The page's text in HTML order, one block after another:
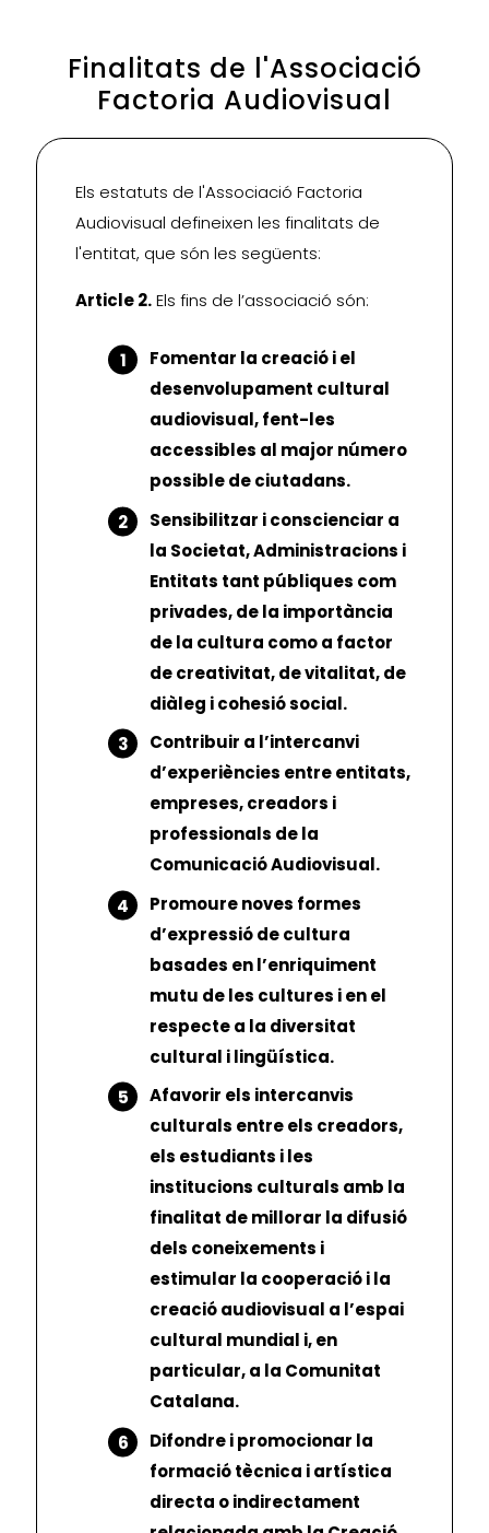
Finalitats de l'Associació
Factoria Audiovisual
Els estatuts de l'Associació Factoria
Audiovisual defineixen les finalitats de
l'entitat, que són les següents:
Article 2.Els fins de l’associació són:
Fomentar la creació i el
desenvolupament cultural
audiovisual, fent-les
accessibles al major número
possible de ciutadans.
Sensibilitzar i conscienciar a
la Societat, Administracions i
Entitats tant públiques com
privades, de la importància
de la cultura como a factor
de creativitat, de vitalitat, de
diàleg i cohesió social.
Contribuir a l’intercanvi
d’experiències entre entitats,
empreses, creadors i
professionals de la
Comunicació Audiovisual.
Promoure noves formes
d’expressió de cultura
basades en l’enriquiment
mutu de les cultures i en el
respecte a la diversitat
cultural i lingüística.
Afavorir els intercanvis
culturals entre els creadors,
els estudiants i les
institucions culturals amb la
finalitat de millorar la difusió
dels coneixements i
estimular la cooperació i la
creació audiovisual a l’espai
cultural mundial i, en
particular, a la Comunitat
Catalana.
Difondre i promocionar la
formació tècnica i artística
directa o indirectament